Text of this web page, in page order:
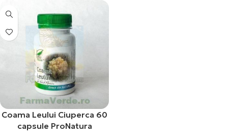
Coama Leului Ciuperca 60
capsule ProNatura